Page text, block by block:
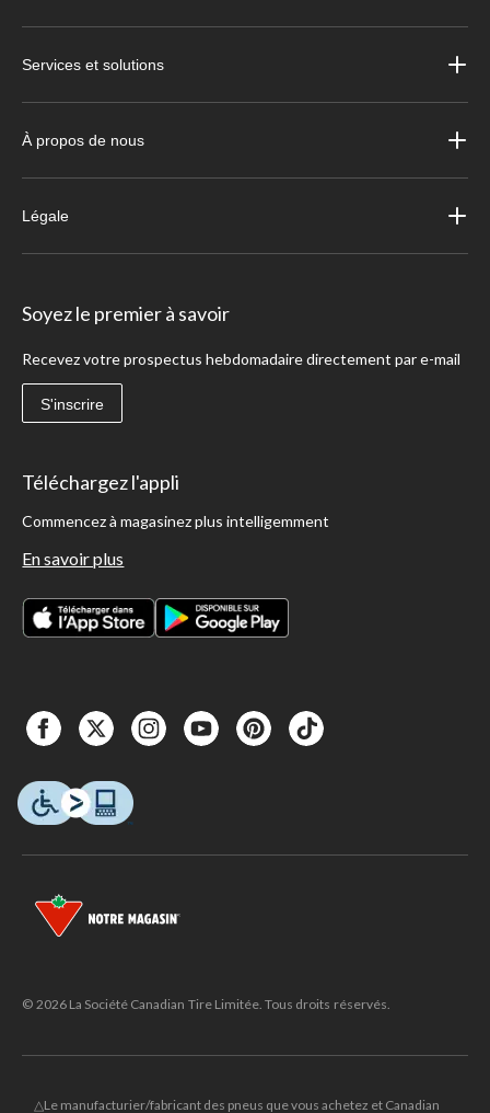
Services et solutions
À propos de nous
Légale
Soyez le premier à savoir
Recevez votre prospectus hebdomadaire directement par e-mail
S'inscrire
Téléchargez l'appli
Commencez à magasinez plus intelligemment
En savoir plus
© 2026 La Société Canadian Tire Limitée. Tous droits réservés.
△Le manufacturier/fabricant des pneus que vous achetez et Canadian